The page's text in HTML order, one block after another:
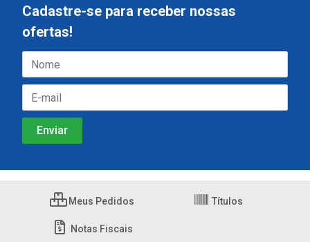
Cadastre-se para receber nossas
ofertas!
Meus Pedidos Títulos
Notas Fiscais